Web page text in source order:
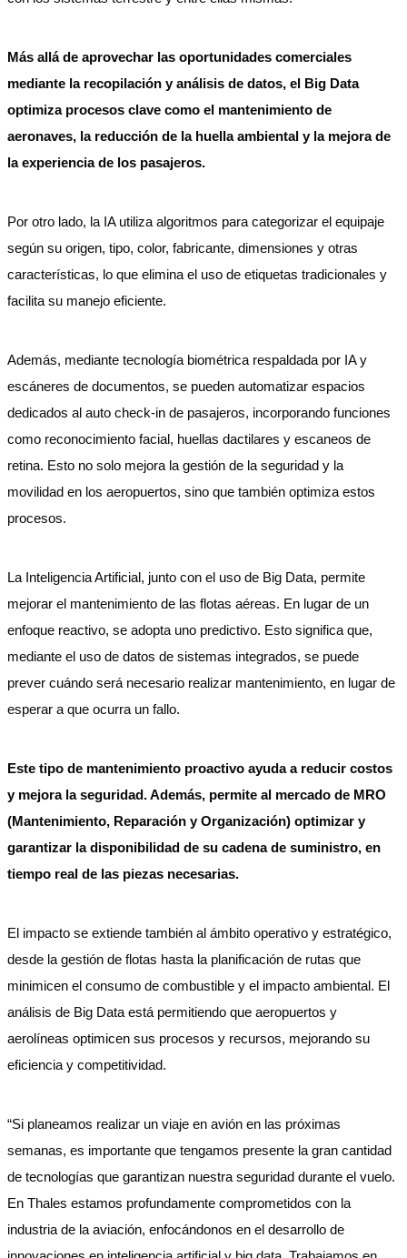
Más allá de aprovechar las oportunidades comerciales
mediante la recopilación y análisis de datos, el Big Data
optimiza procesos clave como el mantenimiento de
aeronaves, la reducción de la huella ambiental y la mejora de
la experiencia de los pasajeros.
Por otro lado, la IA utiliza algoritmos para categorizar el equipaje
según su origen, tipo, color, fabricante, dimensiones y otras
características, lo que elimina el uso de etiquetas tradicionales y
facilita su manejo eficiente.
Además, mediante tecnología biométrica respaldada por IA y
escáneres de documentos, se pueden automatizar espacios
dedicados al auto check-in de pasajeros, incorporando funciones
como reconocimiento facial, huellas dactilares y escaneos de
retina. Esto no solo mejora la gestión de la seguridad y la
movilidad en los aeropuertos, sino que también optimiza estos
procesos.
La Inteligencia Artificial, junto con el uso de Big Data, permite
mejorar el mantenimiento de las flotas aéreas. En lugar de un
enfoque reactivo, se adopta uno predictivo. Esto significa que,
mediante el uso de datos de sistemas integrados, se puede
prever cuándo será necesario realizar mantenimiento, en lugar de
esperar a que ocurra un fallo.
Este tipo de mantenimiento proactivo ayuda a reducir costos
y mejora la seguridad. Además, permite al mercado de MRO
(Mantenimiento, Reparación y Organización) optimizar y
garantizar la disponibilidad de su cadena de suministro, en
tiempo real de las piezas necesarias.
El impacto se extiende también al ámbito operativo y estratégico,
desde la gestión de flotas hasta la planificación de rutas que
minimicen el consumo de combustible y el impacto ambiental. El
análisis de Big Data está permitiendo que aeropuertos y
aerolíneas optimicen sus procesos y recursos, mejorando su
eficiencia y competitividad.
“Si planeamos realizar un viaje en avión en las próximas
semanas, es importante que tengamos presente la gran cantidad
de tecnologías que garantizan nuestra seguridad durante el vuelo.
En Thales estamos profundamente comprometidos con la
industria de la aviación, enfocándonos en el desarrollo de